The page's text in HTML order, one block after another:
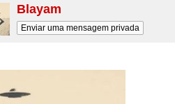
Blayam
Enviar uma mensagem privada